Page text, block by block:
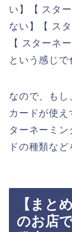
い】【 スタ
ない】【 ス
【 スターネ
という感じで
なので、もし
カードが使
ターネーミ
ドの種類な
【まと
のお店